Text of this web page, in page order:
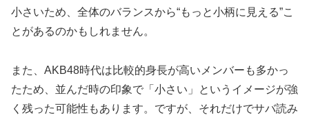
小さいため、全体のバランスから“もっと小柄に見える”こ
とがあるのかもしれません。
また、AKB48時代は比較的身長が高いメンバーも多かっ
たため、並んだ時の印象で「小さい」というイメージが強
く残った可能性もあります。ですが、それだけでサバ読み